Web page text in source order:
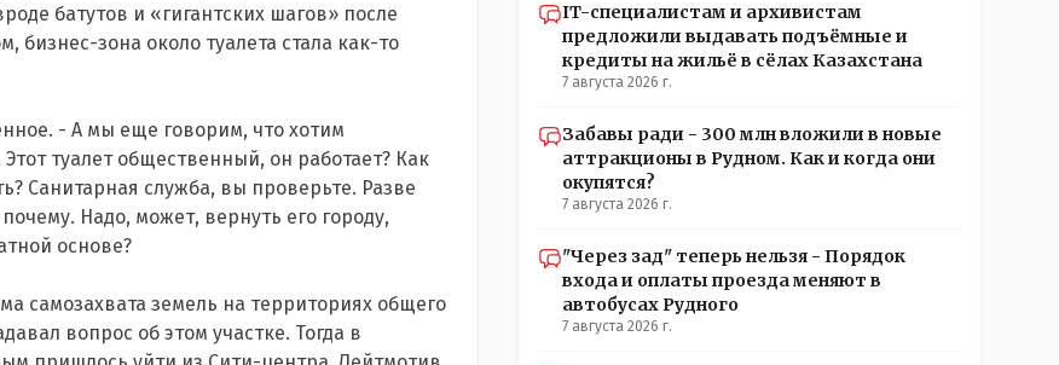
батутов и «гигантских шагов» после
бизнес-зона около туалета стала как-то
- А мы еще говорим, что хотим
туалет общественный, он работает? Как
Санитарная служба, вы проверьте. Разве
Надо, может, вернуть его городу,
основе?
самозахвата земель на территориях общего
вопрос об этом участке. Тогда в
контроль, учитывая погодные условия в это лето.
Мы решили. что это - противоречие. Вы считаете
иначе?
IT-специалистам и архивистам
предложили выдавать подъёмные и
кредиты на жильё в сёлах Казахстана
7 августа 2026 г.
Забавы ради - 300 млн вложили в новые
аттракционы в Рудном. Как и когда они
окупятся?
7 августа 2026 г.
"Через зад" теперь нельзя - Порядок
входа и оплаты проезда меняют в
автобусах Рудного
7 августа 2026 г.